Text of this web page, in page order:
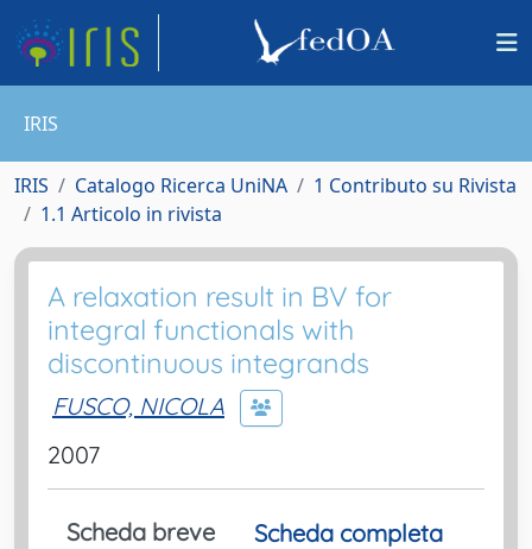
IRIS
IRIS Catalogo Ricerca UniNA
1 Contributo su Rivista
1.1 Articolo in rivista
A relaxation result in BV for
integral functionals with
discontinuous integrands
FUSCO, NICOLA
2007
Scheda breve
Scheda completa